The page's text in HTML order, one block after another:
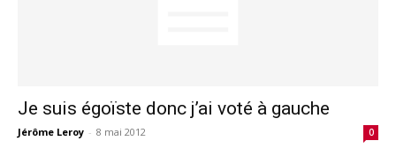
Je suis égoïste donc j’ai voté à gauche
Jérôme Leroy - 8 mai 2012 0